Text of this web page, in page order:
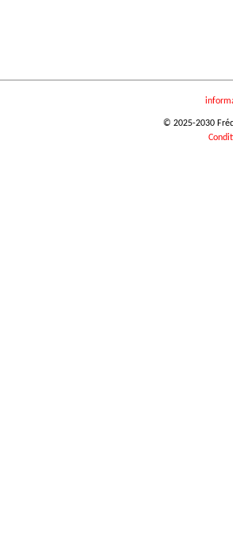
© 2025-2030